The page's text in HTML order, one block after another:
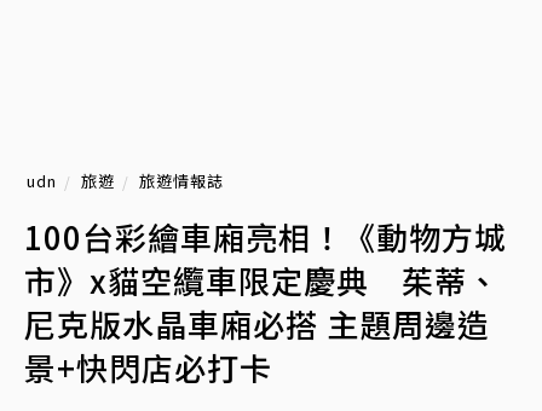
udn 旅遊 旅遊情報誌
100台彩繪車廂亮相！《動物方城
市》x貓空纜車限定慶典 茱蒂、
尼克版水晶車廂必搭 主題周邊造
景+快閃店必打卡